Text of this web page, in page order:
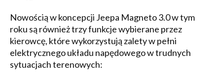
Nowością w koncepcji Jeepa Magneto 3.0 w tym
roku są również trzy funkcje wybierane przez
kierowcę, które wykorzystują zalety w pełni
elektrycznego układu napędowego w trudnych
sytuacjach terenowych: